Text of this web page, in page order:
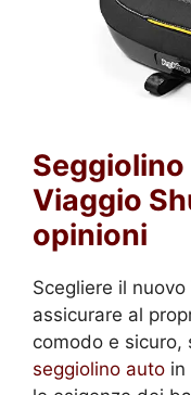
Seggiolino
Viaggio
opinioni
Scegliere il nuovo
assicurare al
comodo e sicuro,
seggiolino auto in